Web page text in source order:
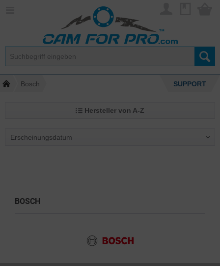
Bosch SUPPORT
Hersteller von A-Z
BOSCH